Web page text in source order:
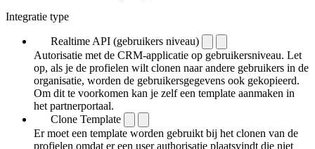
Integratie type
Realtime API (gebruikers niveau)
Autorisatie met de CRM-applicatie op gebruikersniveau. Let
op, als je de profielen wilt clonen naar andere gebruikers in de
organisatie, worden de gebruikersgegevens ook gekopieerd.
Om dit te voorkomen kan je zelf een template aanmaken in
het partnerportaal.
Clone Template
Er moet een template worden gebruikt bij het clonen van de
profielen omdat er een user authorisatie plaatsvindt die niet